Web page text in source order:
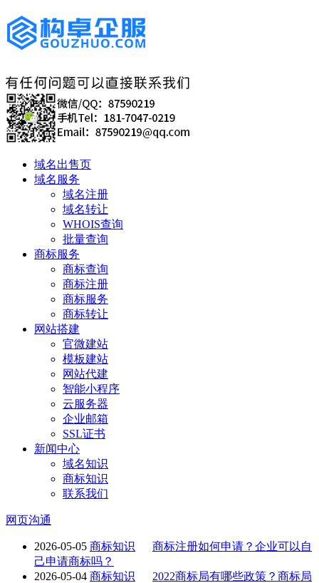
域名出售页
域名服务
域名注册
域名转让
WHOIS查询
批量查询
商标服务
商标查询
商标注册
商标服务
商标转让
网站搭建
官微建站
模板建站
网站代建
智能小程序
云服务器
企业邮箱
SSL证书
新闻中心
域名知识
商标知识
联系我们
网页沟通
2026-05-05 商标知识
商标注册如何申请？企业可以自
己申请商标吗？
2026-05-04 商标知识
2022商标局有哪些政策？商标局